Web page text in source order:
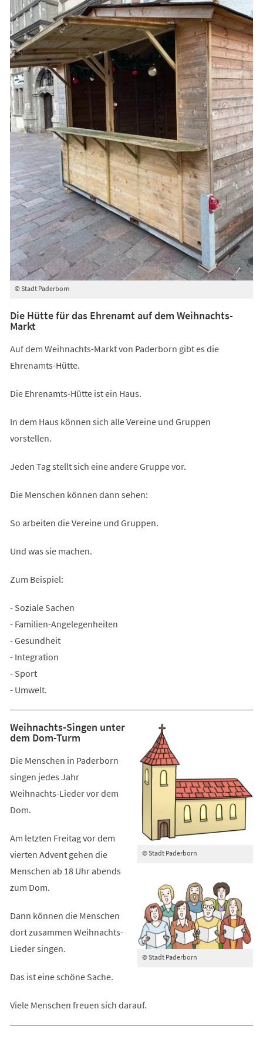
© Stadt Paderborn
Die Hütte für das Ehrenamt auf dem Weihnachts-
Markt
Auf dem Weihnachts-Markt von Paderborn gibt es die
Ehrenamts-Hütte.
Die Ehrenamts-Hütte ist ein Haus.
In dem Haus können sich alle Vereine und Gruppen
vorstellen.
Jeden Tag stellt sich eine andere Gruppe vor.
Die Menschen können dann sehen:
So arbeiten die Vereine und Gruppen.
Und was sie machen.
Zum Beispiel:
- Soziale Sachen
- Familien-Angelegenheiten
- Gesundheit
- Integration
- Sport
- Umwelt.
© Stadt Paderborn
© Stadt Paderborn
Weihnachts-Singen unter
dem Dom-Turm
Die Menschen in Paderborn
singen jedes Jahr
Weihnachts-Lieder vor dem
Dom.
Am letzten Freitag vor dem
vierten Advent gehen die
Menschen ab 18 Uhr abends
zum Dom.
Dann können die Menschen
dort zusammen Weihnachts-
Lieder singen.
Das ist eine schöne Sache.
Viele Menschen freuen sich darauf.